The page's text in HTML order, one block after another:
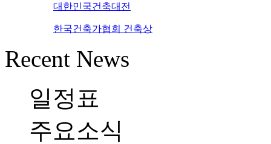
대한민국건축대전
한국건축가협회 건축상
Recent News
일정표
주요소식